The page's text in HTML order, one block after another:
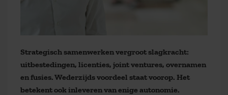
Strategisch samenwerken vergroot slagkracht:
uitbestedingen, licenties, joint ventures, overnamen
en fusies. Wederzijds voordeel staat voorop. Het
betekent ook inleveren van enige autonomie.